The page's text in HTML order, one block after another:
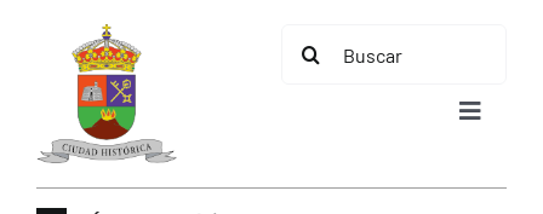
contenido
Buscar:
Toggle